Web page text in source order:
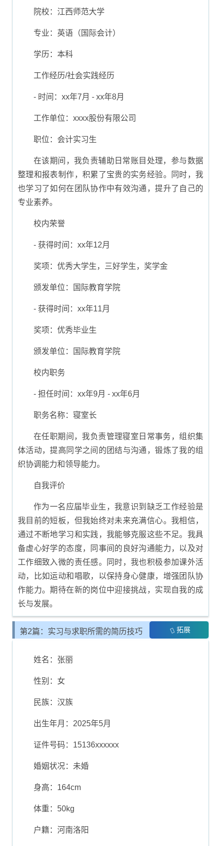
院校：江西师范大学
专业：英语（国际会计）
学历：本科
工作经历/社会实践经历
- 时间：xx年7月 - xx年8月
工作单位：xxxx股份有限公司
职位：会计实习生
在该期间，我负责辅助日常账目处理，参与数据
整理和报表制作，积累了宝贵的实务经验。同时，我
也学习了如何在团队协作中有效沟通，提升了自己的
专业素养。
校内荣誉
- 获得时间：xx年12月
奖项：优秀大学生，三好学生，奖学金
颁发单位：国际教育学院
- 获得时间：xx年11月
奖项：优秀毕业生
颁发单位：国际教育学院
校内职务
- 担任时间：xx年9月 - xx年6月
职务名称：寝室长
在任职期间，我负责管理寝室日常事务，组织集
体活动，提高同学之间的团结与沟通，锻炼了我的组
织协调能力和领导能力。
自我评价
作为一名应届毕业生，我意识到缺乏工作经验是
我目前的短板，但我始终对未来充满信心。我相信，
通过不断地学习和实践，我能够克服这些不足。我具
备虚心好学的态度，同事间的良好沟通能力，以及对
工作细致入微的责任感。同时，我也积极参加课外活
动，比如运动和唱歌，以保持身心健康，增强团队协
作能力。期待在新的岗位中迎接挑战，实现自我的成
长与发展。
第2篇：实习与求职所需的简历技巧 拓展
姓名：张丽
性别：女
民族：汉族
出生年月：2025年5月
证件号码：15136xxxxxx
婚姻状况：未婚
身高：164cm
体重：50kg
户籍：河南洛阳